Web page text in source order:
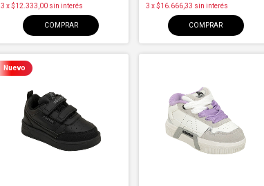
3 x$12.333,00 sin interés
COMPRAR
3 x$16.666,33 sin interés
COMPRAR
Nuevo